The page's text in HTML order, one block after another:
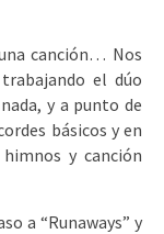
canción… Nos
el dúo
y a punto de
básicos y en
y canción
a “Runaways” y